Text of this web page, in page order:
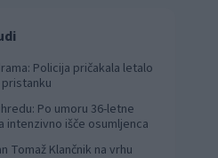
Policija pričakala letalo
Po umoru 36-letne
intenzivno išče osumljenca
Tomaž Klančnik na vrhu